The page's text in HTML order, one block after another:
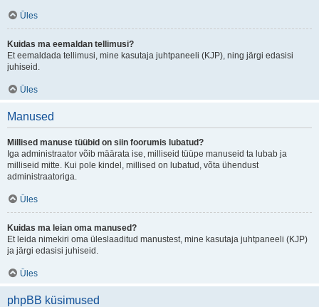
Üles
Kuidas ma eemaldan tellimusi?
Et eemaldada tellimusi, mine kasutaja juhtpaneeli (KJP), ning järgi edasisi
juhiseid.
Üles
Manused
Millised manuse tüübid on siin foorumis lubatud?
Iga administraator võib määrata ise, milliseid tüüpe manuseid ta lubab ja
milliseid mitte. Kui pole kindel, millised on lubatud, võta ühendust
administraatoriga.
Üles
Kuidas ma leian oma manused?
Et leida nimekiri oma üleslaaditud manustest, mine kasutaja juhtpaneeli (KJP)
ja järgi edasisi juhiseid.
Üles
phpBB küsimused